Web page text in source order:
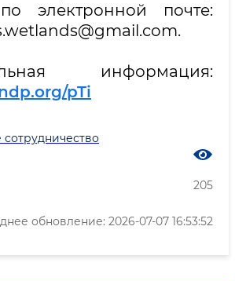
электронной почте:
информация:
pTi
205
обновление: 2026-07-07 16:53:52